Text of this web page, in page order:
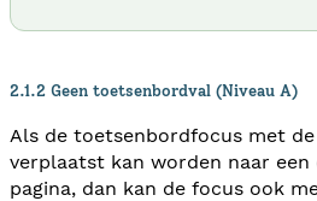
2.1.2 Geen toetsenbordval (Niveau A)
Als de toetsenbordfocus met
verplaatst kan worden naar
pagina, dan kan de focus ook